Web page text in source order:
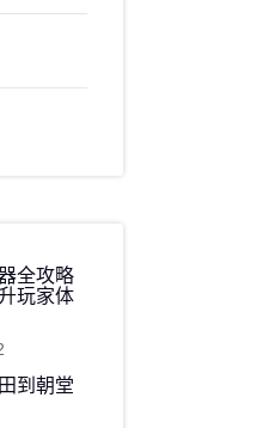
全攻略
玩家体
到朝堂